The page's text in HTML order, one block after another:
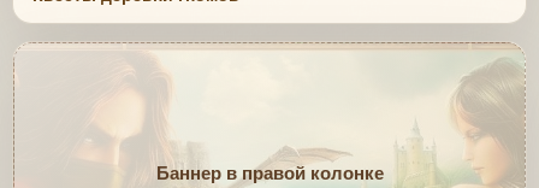
Баннер в правой колонке